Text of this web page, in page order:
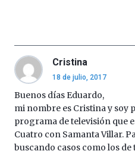
Cristina
18 de julio, 2017
Buenos días Eduardo,
mi nombre es Cristina y soy
programa de televisión que
Cuatro con Samanta Villar.
buscando casos como los